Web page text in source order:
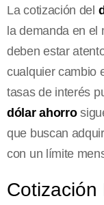
La cotización del
la demanda en
deben estar
cualquier cambio
tasas de interés
dólar ahorro
que buscan
con un límite
Cotización